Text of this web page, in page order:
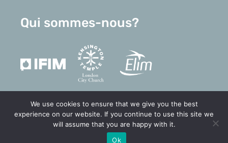
Qui sommes-nous?
© 2025 Pensée Chrétienne
We use cookies to ensure that we give you the best
experience on our website. If you continue to use this site we
will assume that you are happy with it.
Ok